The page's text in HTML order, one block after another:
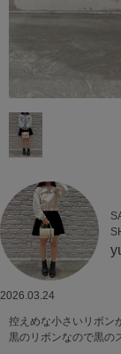
2026.03.24
控えめな小さいリボン
黒のリボンなので黒の